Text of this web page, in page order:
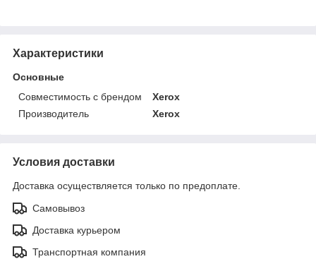
Характеристики
Основные
Совместимость с брендом
Xerox
Производитель
Xerox
Условия доставки
Доставка осуществляется только по предоплате.
Самовывоз
Доставка курьером
Транспортная компания